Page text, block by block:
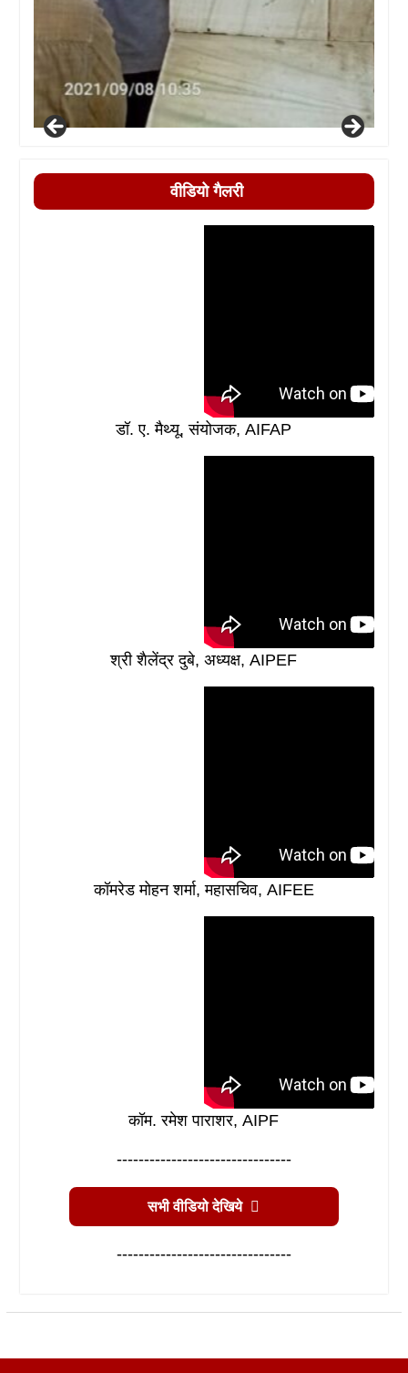
वीडियो गैलरी
डॉ. ए. मैथ्यू, संयोजक, AIFAP
श्री शैलेंद्र दुबे, अध्यक्ष, AIPEF
कॉमरेड मोहन शर्मा, महासचिव, AIFEE
कॉम. रमेश पाराशर, AIPF
--------------------------------
सभी वीडियो देखिये
--------------------------------